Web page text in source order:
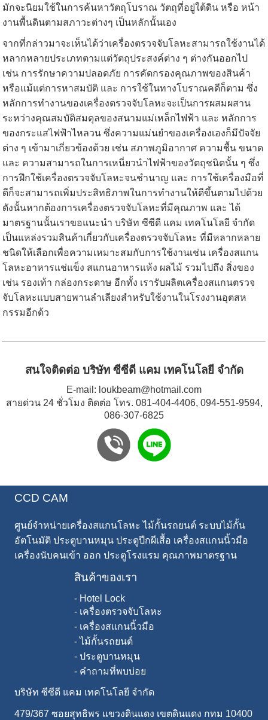
มักจะนิยมใช้ในการค้นหาวัตถุโบราณ วัตถุที่อยู่ใต้ดิน หรือ หน้า
งานพื้นดินตามสภาวะต่างๆ เป็นหลักนั้นเอง
จากที่กล่าวมาจะเห็นได้ว่าเครื่องตรวจจับโลหะสามารถใช้งานได้
หลากหลายประเภทตามแต่วัตถุประสงค์ต่าง ๆ ต่างกันออกไป
เช่น การรักษาความปลอดภัย การคัดกรองคุณภาพของสินค้า
หรือแม้แต่การหาสมบัติ และ การใช้ในทางโบราณคดีก็ตาม ซึ่ง
หลักการทำงานของเครื่องตรวจจับโลหะจะเป็นการผสมผสาน
ระหว่างคุณสมบัติสมดุลของสนามแม่เหล็กไฟฟ้า และ หลักการ
ของกระแสไฟฟ้าไหลวน ซึ่งความแม่นยำของเครื่องเองก็มีปัจจัย
ต่าง ๆ เข้ามาเกี่ยวข้องด้วย เช่น สภาพภูมิอากาศ ความชื้น ขนาด
และ ความสามารถในการเหนี่ยวนำไฟฟ้าของวัตถุชนิดนั้น ๆ ซึ่ง
การฝึกใช้เครื่องตรวจจับโลหะจนชำนาญ และ การใช้เครื่องมือที่
ดีก็จะสามารถเพิ่มประสิทธิภาพในการทำงานให้ดีขึ้นตามไปด้วย
ดังนั้นหากต้องการเครื่องตรวจจับโลหะที่มีคุณภาพ และ ได้
มาตรฐานนั้นเราขอแนะนำ บริษัท ซีซีดี แคม เทคโนโลยี จำกัด
เป็นแหล่งรวมสินค้าเกี่ยวกับเครื่องตรวจจับโลหะ ที่มีหลากหลาย
ชนิดให้เลือกเพื่อความเหมาะสมกับการใช้งานเช่น เครื่องสแกน
โลหะอาหารแช่แข็ง สแกนอาหารแห้ง ผลไม้ รวมไปถึง สิ่งของ
เช่น รองเท้า กล่องกระดาษ อีกทั้ง เรารับผลิตเครื่องสแกนตรวจ
จับโลหะแบบสายพานลำเลียงสำหรับใช้งานในโรงงานอุตสห
กรรมอีกด้ว
สนใจติดต่อ บริษัท ซีซีดี แคม เทคโนโลยี จำกัด
E-mail: loukbeam@hotmail.com
สายด่วน 24 ชั่วโมง ติดต่อ โทร. 081-404-4406, 094-551-9594,
086-307-6825
CCD CAM
ศูนย์จำหน่ายเครื่องสแกนโลหะ ไม้กั้นรถยนต์ ระบบไม้กั้น
อัตโนมัติ ประตูบานหมุน ประตูปีกผีเสื้อ เครื่องสแกนนิ้วมือ
เครื่องนับคนเข้า ออก ประตูโรงแรม คุณภาพมาตรฐาน
สินค้าของเรา
- Hotel Lock
- เครื่องตรวจจับโลหะ
- เครื่องสแกนนิ้วมือ
-ไม้กั้นรถยนต์
- ประตูบานหมุน
- คำถามที่พบบ่อย
บริษัท ซีซีดี แคม เทคโนโลยี จำกัด
479/367 ซอยสุทธิพร แขวงดินแดง เขตดินแดง กทม 10400